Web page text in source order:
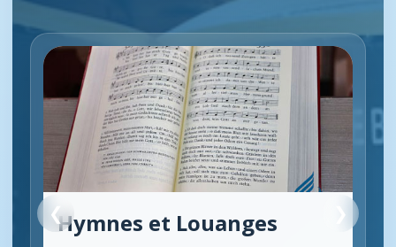
❮Hymnes et Louanges ❯